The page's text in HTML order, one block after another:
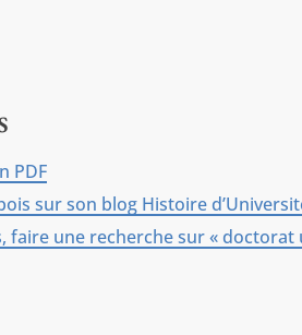
PDF
sur son blog Histoire
faire une recherche sur «